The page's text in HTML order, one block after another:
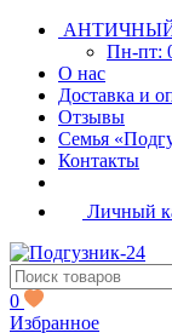
АНТИЧНЫЙ
Пн-пт:
О нас
Доставка и
Отзывы
Семья
Контакты
Личный
0
Избранное